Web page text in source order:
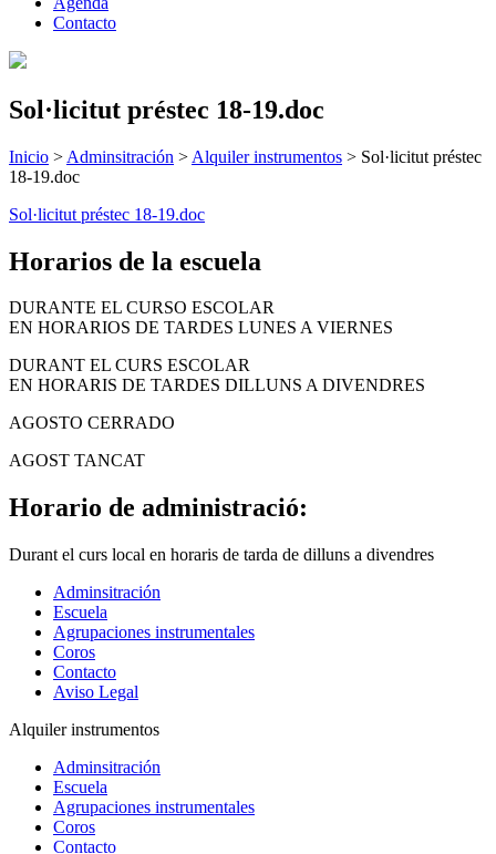
Contacto
Sol·licitut préstec 18-19.doc
Inicio > Adminsitración > Alquiler instrumentos > Sol·licitut préstec
18-19.doc
Sol·licitut préstec 18-19.doc
Horarios de la escuela
DURANTE EL CURSO ESCOLAR
EN HORARIOS DE TARDES LUNES A VIERNES
DURANT EL CURS ESCOLAR
EN HORARIS DE TARDES DILLUNS A DIVENDRES
AGOSTO CERRADO
AGOST TANCAT
Horario de administració:
Durant el curs local en horaris de tarda de dilluns a divendres
Adminsitración
Escuela
Agrupaciones instrumentales
Coros
Contacto
Aviso Legal
Alquiler instrumentos
Adminsitración
Escuela
Agrupaciones instrumentales
Coros
Contacto